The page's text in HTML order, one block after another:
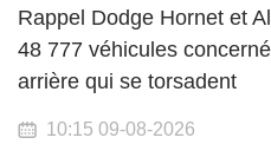
Rappel Dodge Hornet et
48 777 véhicules
arrière qui se torsadent
10:15 09-08-2026